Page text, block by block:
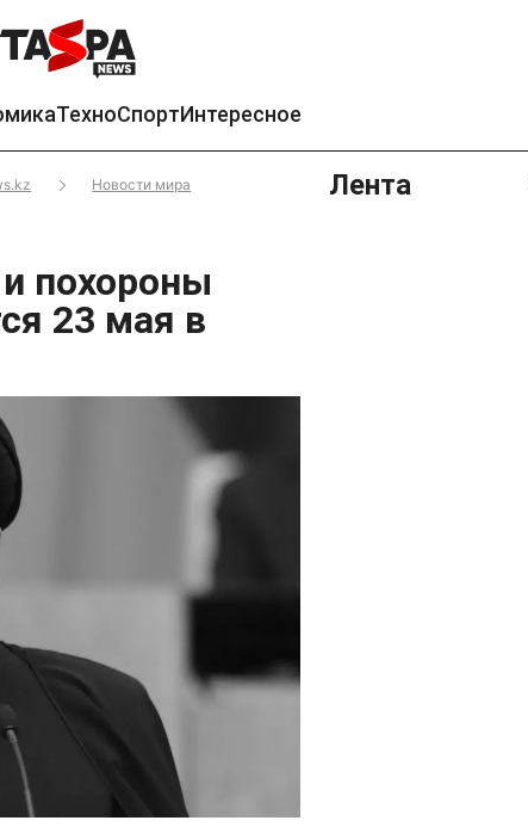
ТехноСпортИнтересное
Новости мира
похороны
23 мая в
Лента